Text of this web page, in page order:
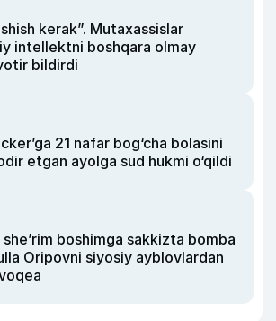
kerak”. Mutaxassislar
intellektni boshqara olmay
bildirdi
21 nafar bog‘cha bolasini
etgan ayolga sud hukmi o‘qildi
boshimga sakkizta bomba
Oripovni siyosiy ayblovlardan